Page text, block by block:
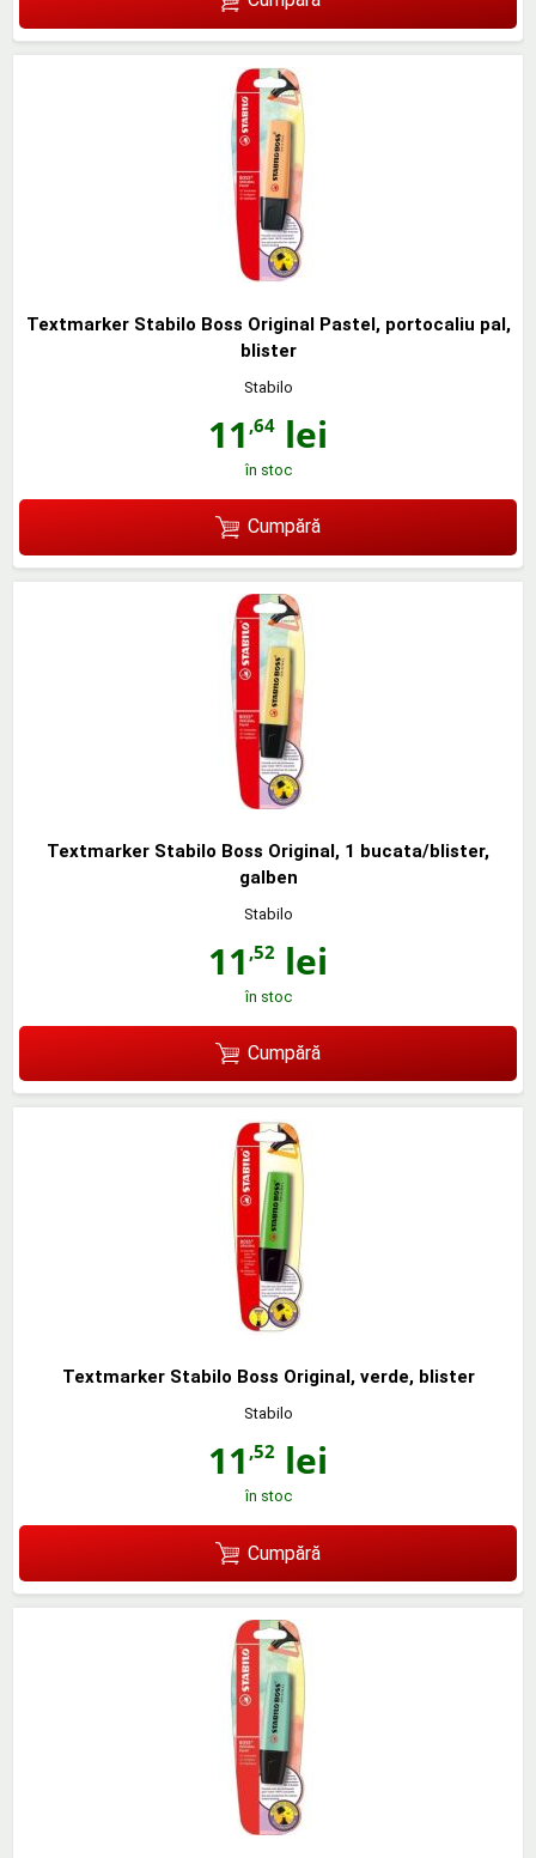
Textmarker Stabilo Boss Original Pastel, portocaliu pal,
blister
Stabilo
11 ,64 lei
în stoc
Cumpără
Textmarker Stabilo Boss Original, 1 bucata/blister,
galben
Stabilo
11 ,52 lei
în stoc
Cumpără
Textmarker Stabilo Boss Original, verde, blister
Stabilo
11 ,52 lei
în stoc
Cumpără